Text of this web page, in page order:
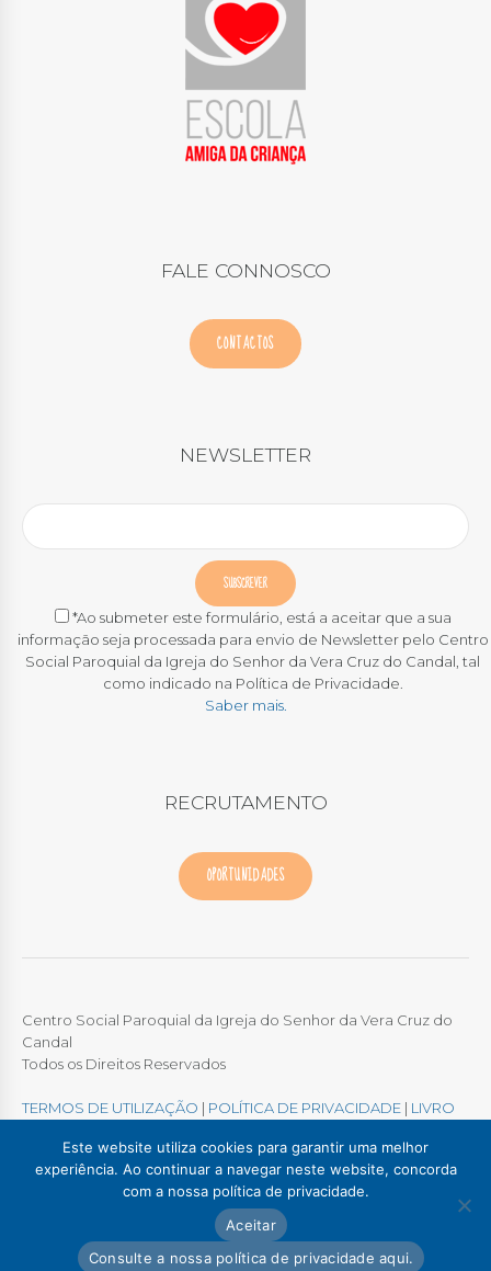
FALE CONNOSCO
CONTACTOS
NEWSLETTER
*Ao submeter este formulário, está a aceitar que a sua
informação seja processada para envio de Newsletter pelo Centro
Social Paroquial da Igreja do Senhor da Vera Cruz do Candal, tal
como indicado na Política de Privacidade.
Saber mais.
RECRUTAMENTO
OPORTUNIDADES
Centro Social Paroquial da Igreja do Senhor da Vera Cruz do
Candal
Todos os Direitos Reservados
TERMOS DE UTILIZAÇÃO | POLÍTICA DE PRIVACIDADE | LIVRO
Colégio / Creche Candal
Creche Madalena
Creche Afurada
Lar Padre Alves Correia
Este website utiliza cookies para garantir uma melhor
experiência. Ao continuar a navegar neste website, concorda
com a nossa política de privacidade.
Aceitar
Consulte a nossa política de privacidade aqui.